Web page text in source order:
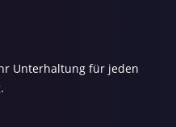
Unterhaltung für jeden